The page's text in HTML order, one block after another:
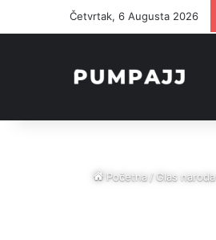
Četvrtak, 6 Augusta 2026
Početna/Glas naroda